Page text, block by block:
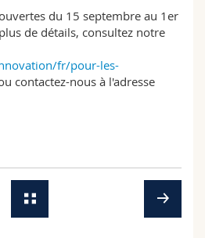
du 15 septembre au 1er
de détails, consultez notre
fr/pour-les-
contactez-nous à l'adresse